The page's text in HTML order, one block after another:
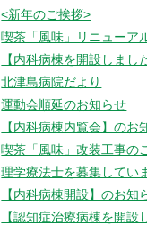
<新年のご挨拶>
喫茶「風味」リニューア
【内科病棟を開設しまし
北津島病院だより
運動会順延のお知らせ
【内科病棟内覧会】のお
喫茶「風味」改装工事の
理学療法士を募集してい
【内科病棟開設】のお知
【認知症治療病棟を開設